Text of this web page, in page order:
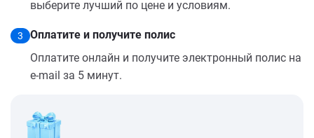
выберите лучший по цене и условиям.
3
Оплатите и получите полис
Оплатите онлайн и получите электронный полис на
e-mail за 5 минут.